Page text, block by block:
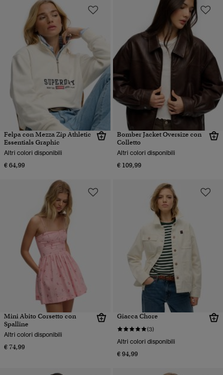
Felpa con Mezza Zip Athletic
Essentials Graphic
Altri colori disponibili
€ 64,99
Bomber Jacket Oversize con
Colletto
Altri colori disponibili
€ 109,99
Mini Abito Corsetto con
Spalline
Altri colori disponibili
€ 74,99
Giacca Chore
(3)
Altri colori disponibili
€ 94,99